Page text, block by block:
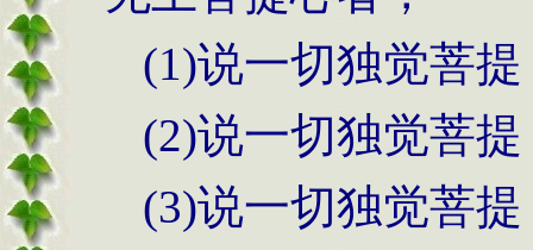
(1)说一切独觉菩
(2)说一切独觉菩
(3)说一切独觉菩